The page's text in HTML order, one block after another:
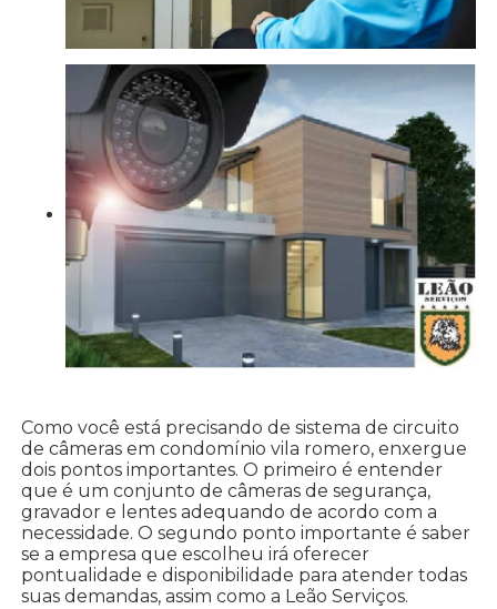
Como você está precisando de sistema de circuito
de câmeras em condomínio vila romero, enxergue
dois pontos importantes. O primeiro é entender
que é um conjunto de câmeras de segurança,
gravador e lentes adequando de acordo com a
necessidade. O segundo ponto importante é saber
se a empresa que escolheu irá oferecer
pontualidade e disponibilidade para atender todas
suas demandas, assim como a Leão Serviços.